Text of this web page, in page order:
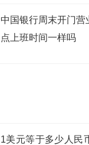
中国银行周末开门营
点上班时间一样吗
1美元等于多少人民